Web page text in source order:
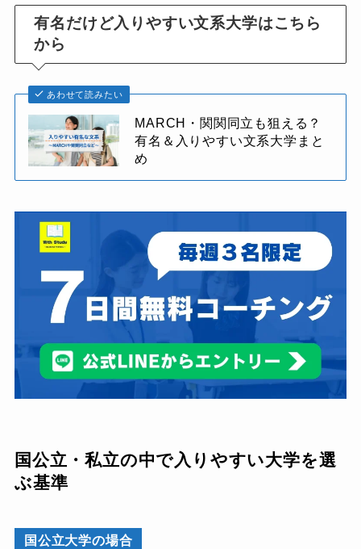
有名だけど入りやすい文系大学はこちら
から
あわせて読みたい
MARCH・関関同立も狙える？
有名＆入りやすい文系大学まと
め
国公立・私立の中で入りやすい大学を選
ぶ基準
国公立大学の場合